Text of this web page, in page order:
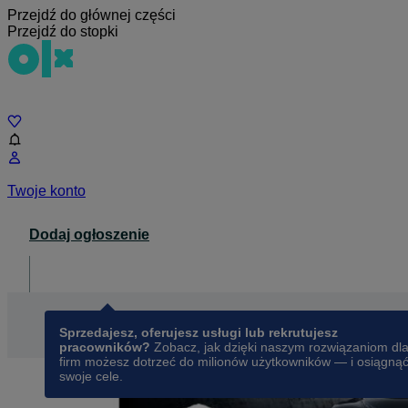
Przejdź do głównej części
Przejdź do stopki
Twoje konto
Dodaj ogłoszenie
Sprzedajesz, oferujesz usługi lub rekrutujesz
pracowników? Zobacz, jak dzięki naszym rozwiązaniom dla
firm możesz dotrzeć do milionów użytkowników — i osiągnąć
swoje cele.